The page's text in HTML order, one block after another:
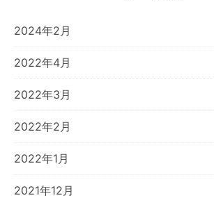
2024年2月
2022年4月
2022年3月
2022年2月
2022年1月
2021年12月